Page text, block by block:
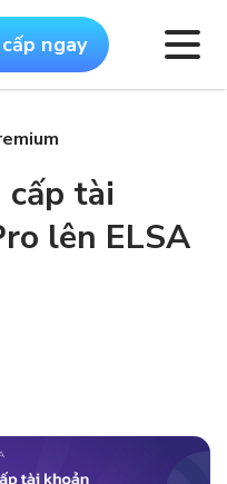
ngay
cấp tài
lên ELSA